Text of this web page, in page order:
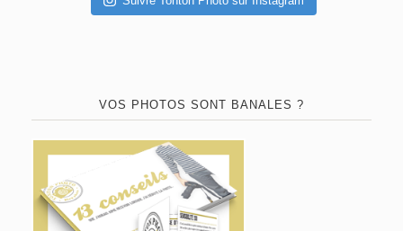
VOS PHOTOS SONT BANALES ?